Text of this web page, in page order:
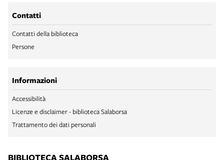
Contatti
Contatti della biblioteca
Persone
Informazioni
Accessibilità
Licenze e disclaimer - biblioteca Salaborsa
Trattamento dei dati personali
BIBLIOTECA SALABORSA